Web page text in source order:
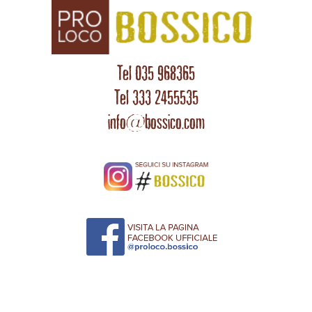
Tel 035 968365
Tel 333 2455535
info@bossico.com